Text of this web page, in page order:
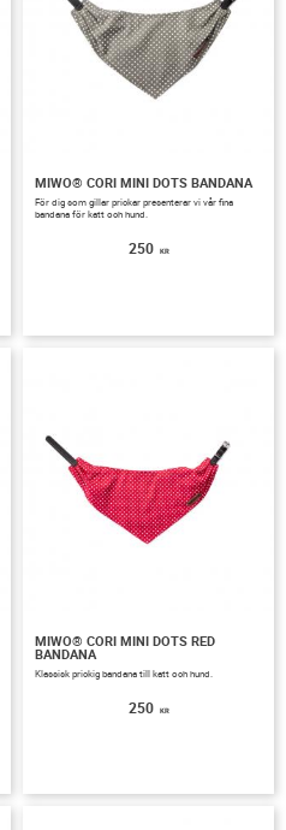
MIWO® CORI MINI DOTS BANDANA
För dig som gillar prickar presenterar vi vår fina
bandana för katt och hund.
250 KR
MIWO® CORI MINI DOTS RED
BANDANA
Klassisk prickig bandana till katt och hund.
250 KR